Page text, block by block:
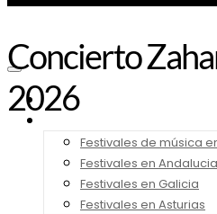
Noticias
Festivales de música
Festivales en Andalucia
Festivales en Galicia
Festivales en Asturias
Concierto
2026